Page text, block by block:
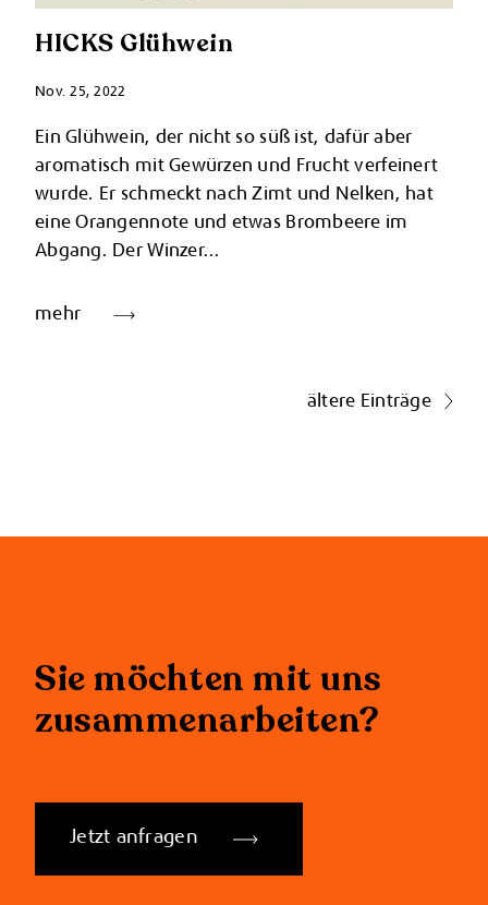
HICKS Glühwein
Nov. 25, 2022
Ein Glühwein, der nicht so süß ist, dafür aber
aromatisch mit Gewürzen und Frucht verfeinert
wurde. Er schmeckt nach Zimt und Nelken, hat
eine Orangennote und etwas Brombeere im
Abgang. Der Winzer...
mehr
ältere Einträge
Sie möchten mit uns
zusammenarbeiten?
Jetzt anfragen